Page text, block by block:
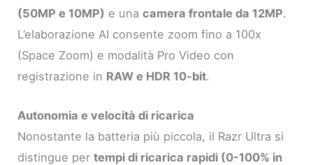
(50MP e 10MP) e unacamera frontale da 12MP.
L’elaborazione AI consente zoom fino a 100x
(Space Zoom) e modalità Pro Video con
registrazione in RAW e HDR 10-bit.
Autonomia e velocità di ricarica
Nonostante la batteria più piccola, il Razr Ultra si
distingue pertempi di ricarica rapidi (0-100% in